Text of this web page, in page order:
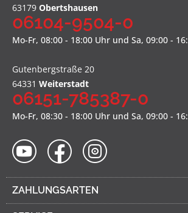
63179 Obertshausen
06104-9504-0
Mo-Fr, 08:00 - 18:00 Uhr und Sa, 09:00 -
Gutenbergstraße 20
64331 Weiterstadt
06151-785387-0
Mo-Fr, 08:30 - 18:00 Uhr und Sa, 09:00 -
ZAHLUNGSARTEN